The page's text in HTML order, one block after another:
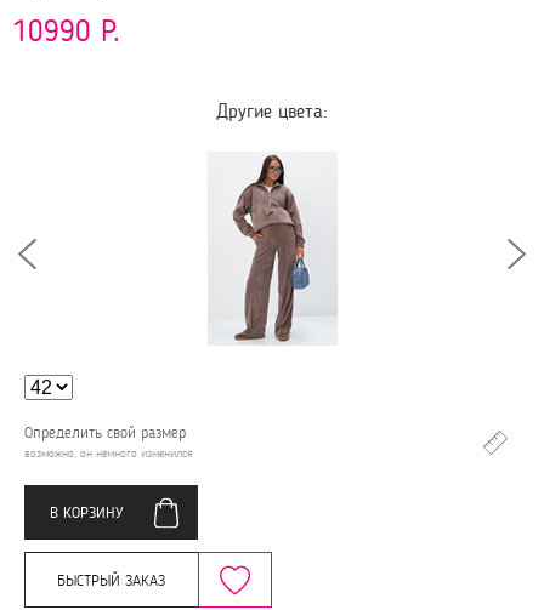
10990 Р.
Другие цвета:
Определить свой размер
возможно, он немного изменился
В КОРЗИНУ
БЫСТРЫЙ ЗАКАЗ